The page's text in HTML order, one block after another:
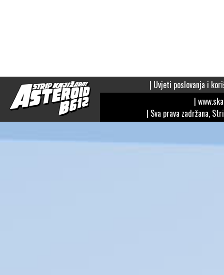
| Uvjeti poslovanja i
|
| Sva prava zadržana,